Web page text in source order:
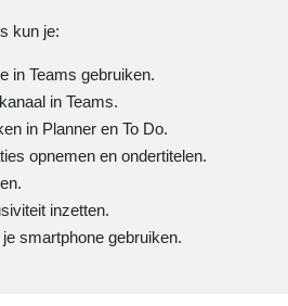
kun je:
in Teams gebruiken.
in Teams.
in Planner en To Do.
opnemen en ondertitelen.
inzetten.
smartphone gebruiken.